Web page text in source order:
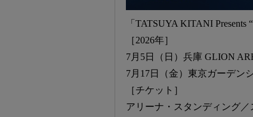
「TATSUYA KITANI Presents
［2026年］
7月5日（日）兵庫 GLION
7月17日（金）東京ガーデン
［チケット］
アリーナ・スタンディング／